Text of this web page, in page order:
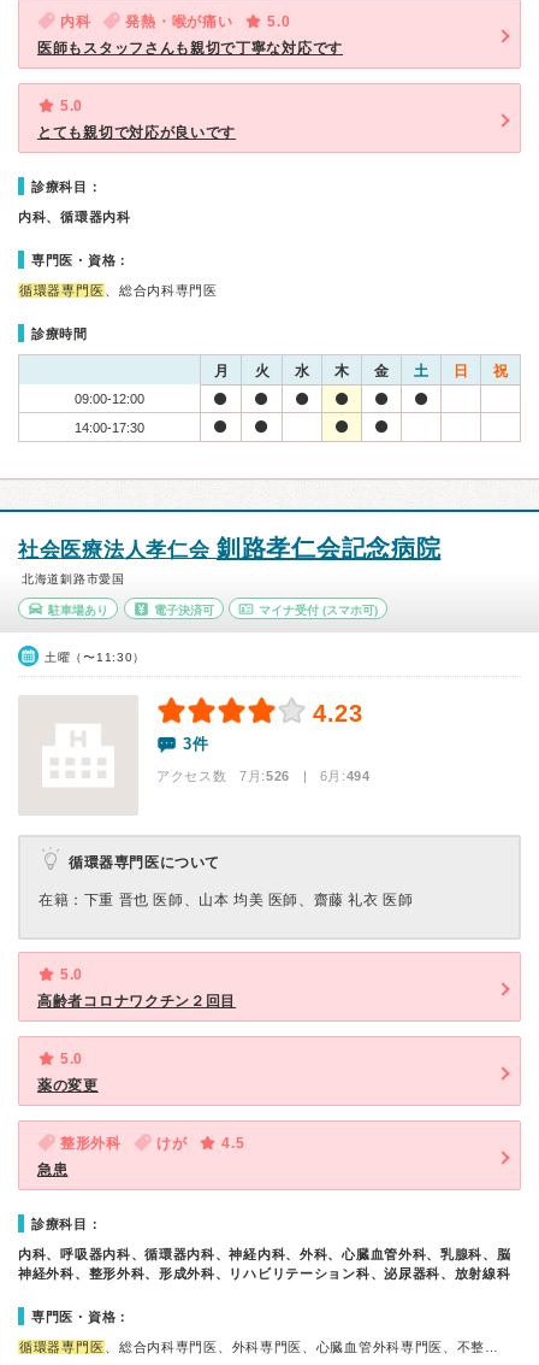
内科 発熱・喉が痛い
5.0
医師もスタッフさんも親切で丁寧な対応です
5.0
とても親切で対応が良いです
診療科目：
内科、循環器内科
専門医・資格：
循環器専門医 、総合内科専門医
診療時間
月 火 水 木 金 土 日 祝
09:00-12:00
14:00-17:30
社会医療法人孝仁会 釧路孝仁会記念病院
北海道釧路市愛国
駐車場あり 電子決済可 マイナ受付 (スマホ可)
土曜（〜11:30）
4.23
3件
アクセス数 7月:526 | 6月:494
循環器専門医について
在籍：下重 晋也 医師、山本 均美 医師、齋藤 礼衣 医師
5.0
高齢者コロナワクチン２回目
5.0
薬の変更
整形外科 けが
4.5
急患
診療科目：
内科、呼吸器内科、循環器内科、神経内科、外科、心臓血管外科、乳腺科、脳
神経外科、整形外科、形成外科、リハビリテーション科、泌尿器科、放射線科
専門医・資格：
循環器専門医 、総合内科専門医、外科専門医、心臓血管外科専門医、不整…